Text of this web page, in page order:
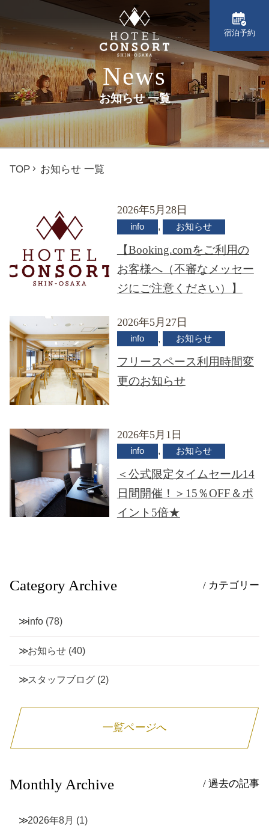
宿泊予約
News
お知らせ 一覧
TOP お知らせ 一覧
2026年5月28日
info , お知らせ
【Booking.comをご利用の
お客様へ（不審なメッセー
ジにご注意ください）】
2026年5月27日
info , お知らせ
フリースペース利用時間変
更のお知らせ
2026年5月1日
info , お知らせ
＜公式限定タイムセール14
日間開催！＞15％OFF＆ポ
イント5倍★
Category Archive / カテゴリー
info (78)
お知らせ (40)
スタッフブログ (2)
一覧ページへ
Monthly Archive / 過去の記事
2026年8月 (1)